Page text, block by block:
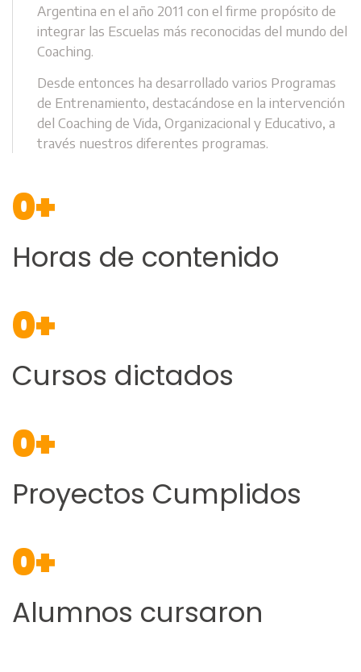
Argentina en el año 2011 con el firme propósito de
integrar las Escuelas más reconocidas del mundo del
Coaching.
Desde entonces ha desarrollado varios Programas
de Entrenamiento, destacándose en la intervención
del Coaching de Vida, Organizacional y Educativo, a
través nuestros diferentes programas.
0+
Horas de contenido
0+
Cursos dictados
0+
Proyectos Cumplidos
0+
Alumnos cursaron